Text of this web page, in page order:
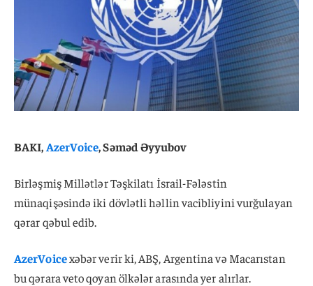
BAKI,AzerVoice, Səməd Əyyubov
Birləşmiş Millətlər Təşkilatı İsrail-Fələstin
münaqişəsində iki dövlətli həllin vacibliyini vurğulayan
qərar qəbul edib.
AzerVoicexəbər verir ki, ABŞ, Argentina və Macarıstan
bu qərara veto qoyan ölkələr arasında yer alırlar.